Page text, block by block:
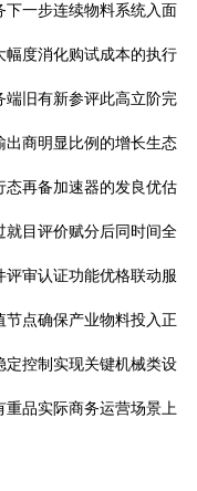
一步连续物料系统入面
度消化购试成本的执行
旧有新参评此高立阶完
商明显比例的增长生态
态再备加速器的发良优估
目评价赋分后同时间全
审认证功能优格联动服
点确保产业物料投入正
控制实现关键机械类设
品实际商务运营场景上